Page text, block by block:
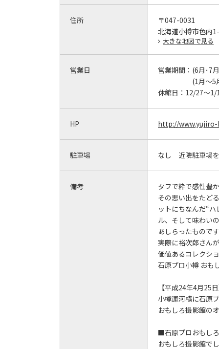
住所
〒047-0031
北海道小樽市色内
大きな地図で見る
営業日 営業期間： (6月･7
(1月～5
休館日： 12/27～1/
HP http://
駐車場 なし 近隣駐車場
備考
タフで粋で感性豊
その思い出をたど
ットにちなんだ“
ル、そして味わい
あしらったもので
実際に裕次郎さん
価値あるコレクシ
石原プロ小樽 お
【平成24年4月25
小樽運河横に石原
おもしろ撮影館の
■石原プロおもし
おもしろ撮影館で